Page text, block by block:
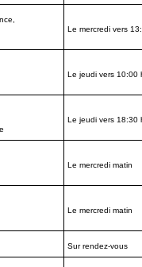
Le mercredi vers
Le jeudi vers 10:00
Le jeudi vers 18:30
Le mercredi matin
Le mercredi matin
Sur rendez-vous